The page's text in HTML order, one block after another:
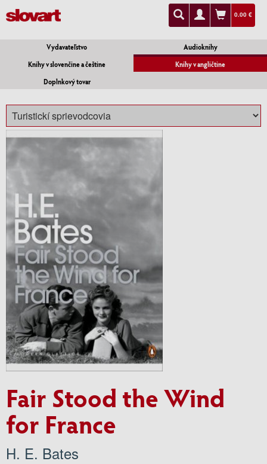
0.00 €
Vydavateľstvo
Audioknihy
Knihy v slovenčine a češtine
Knihy v angličtine
Doplnkový tovar
Fair Stood the Wind
for France
H. E. Bates